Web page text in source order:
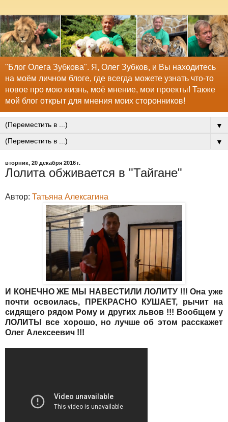
"Блог Олега Зубкова". Я, Олег Зубков, и Вы находитесь
на моём личном блоге, где всегда можете узнать что-то
новое про мою жизнь, моё мнение, мои проекты! Также
мой блог открыт для мнения моих сторонников!
▼
▼
вторник, 20 декабря 2016 г.
Лолита обживается в "Тайгане"
Автор: Татьяна Алексагина
И КОНЕЧНО ЖЕ МЫ НАВЕСТИЛИ ЛОЛИТУ !!! Она уже
почти освоилась, ПРЕКРАСНО КУШАЕТ, рычит на
сидящего рядом Рому и других львов !!! Вообщем у
ЛОЛИТЫ все хорошо, но лучше об этом расскажет
Олег Алексеевич !!!